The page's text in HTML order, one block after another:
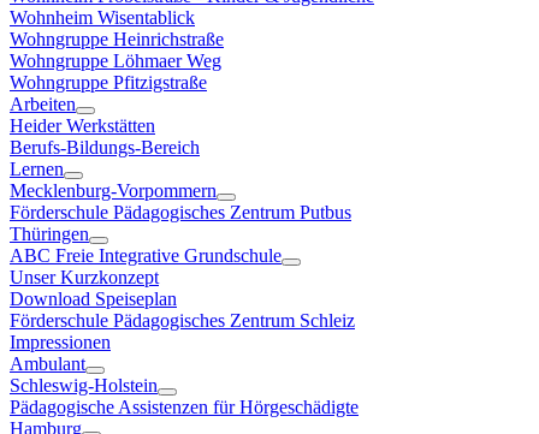
Wohnheim Wisentablick
Wohngruppe Heinrichstraße
Wohngruppe Löhmaer Weg
Wohngruppe Pfitzigstraße
Arbeiten
Heider Werkstätten
Berufs-Bildungs-Bereich
Lernen
Mecklenburg-Vorpommern
Förderschule Pädagogisches Zentrum Putbus
Thüringen
ABC Freie Integrative Grundschule
Unser Kurzkonzept
Download Speiseplan
Förderschule Pädagogisches Zentrum Schleiz
Impressionen
Ambulant
Schleswig-Holstein
Pädagogische Assistenzen für Hörgeschädigte
Hamburg